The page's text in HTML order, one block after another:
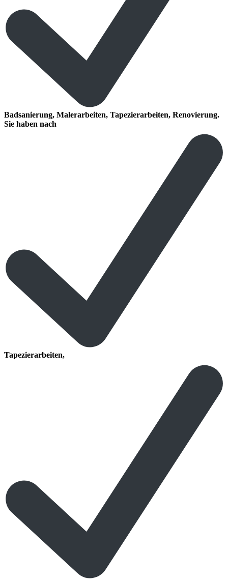
Badsanierung, Malerarbeiten, Tapezierarbeiten, Renovierung.
Sie haben nach
Tapezierarbeiten,